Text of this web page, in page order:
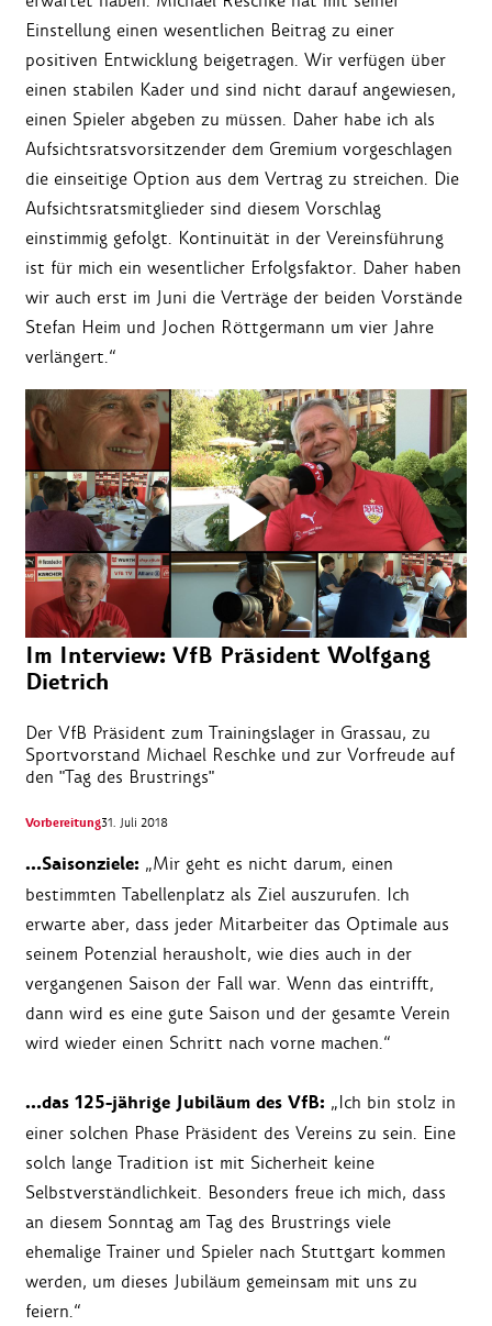
Einstellung einen wesentlichen Beitrag zu einer
positiven Entwicklung beigetragen. Wir verfügen über
einen stabilen Kader und sind nicht darauf angewiesen,
einen Spieler abgeben zu müssen. Daher habe ich als
Aufsichtsratsvorsitzender dem Gremium vorgeschlagen
die einseitige Option aus dem Vertrag zu streichen. Die
Aufsichtsratsmitglieder sind diesem Vorschlag
einstimmig gefolgt. Kontinuität in der Vereinsführung
ist für mich ein wesentlicher Erfolgsfaktor. Daher haben
wir auch erst im Juni die Verträge der beiden Vorstände
Stefan Heim und Jochen Röttgermann um vier Jahre
verlängert.“
Im Interview: VfB Präsident Wolfgang
Dietrich
Der VfB Präsident zum Trainingslager in Grassau, zu
Sportvorstand Michael Reschke und zur Vorfreude auf
den "Tag des Brustrings"
Vorbereitung31. Juli 2018
…Saisonziele: „Mir geht es nicht darum, einen
bestimmten Tabellenplatz als Ziel auszurufen. Ich
erwarte aber, dass jeder Mitarbeiter das Optimale aus
seinem Potenzial herausholt, wie dies auch in der
vergangenen Saison der Fall war. Wenn das eintrifft,
dann wird es eine gute Saison und der gesamte Verein
wird wieder einen Schritt nach vorne machen.“
…das 125-jährige Jubiläum des VfB: „Ich bin stolz in
einer solchen Phase Präsident des Vereins zu sein. Eine
solch lange Tradition ist mit Sicherheit keine
Selbstverständlichkeit. Besonders freue ich mich, dass
an diesem Sonntag am Tag des Brustrings viele
ehemalige Trainer und Spieler nach Stuttgart kommen
werden, um dieses Jubiläum gemeinsam mit uns zu
feiern.“